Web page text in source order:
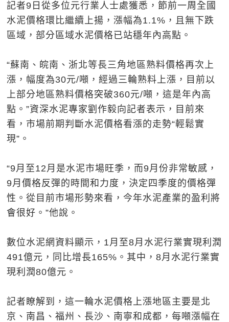
記者9日從多位元行業人士處獲悉，節前一周全國
水泥價格環比繼續上揚，漲幅為1.1%，且無下跌
區域，部分區域水泥價格已站穩年內高點。
“蘇南、皖南、浙北等長三角地區熟料價格再次上
漲，幅度為30元/噸，經過三輪熟料上漲，目前以
上部分地區熟料價格突破360元/噸，這是年內高
點。”資深水泥專家劉作毅向記者表示，目前來
看，市場前期判斷水泥價格看漲的走勢“輕鬆實
現”。
“9月至12月是水泥市場旺季，而9月份非常敏感，
9月價格反彈的時間和力度，決定四季度的價格彈
性。從目前市場形勢來看，今年水泥產業的盈利將
會很好。”他說。
數位水泥網資料顯示，1月至8月水泥行業實現利潤
491億元，同比增長165%。其中，8月水泥行業實
現利潤80億元。
記者瞭解到，這一輪水泥價格上漲地區主要是北
京、南昌、福州、長沙、南寧和成都，每噸漲幅在